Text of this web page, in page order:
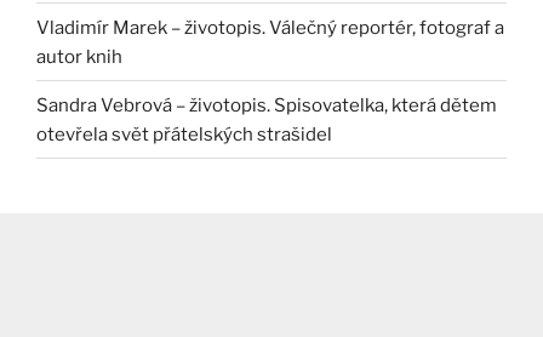
Vladimír Marek – životopis. Válečný reportér, fotograf a
autor knih
Sandra Vebrová – životopis. Spisovatelka, která dětem
otevřela svět přátelských strašidel